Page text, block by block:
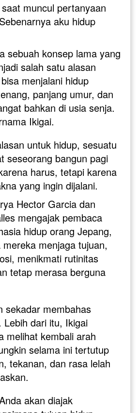
muncul pertanyaan
aku hidup
sebuah konsep lama yang
salah satu alasan
menjalani hidup
panjang umur, dan
bahkan di usia senja.
Ikigai.
untuk hidup, sesuatu
seseorang bangun pagi
harus, tetapi karena
yang ingin dijalani.
Hector Garcia dan
mengajak pembaca
hidup orang Jepang,
menjaga tujuan,
menikmati rutinitas
tetap merasa berguna
sekadar membahas
Lebih dari itu, Ikigai
melihat kembali arah
selama ini tertutup
tekanan, dan rasa lelah
akan diajak